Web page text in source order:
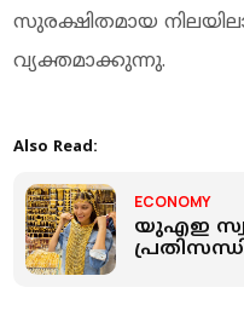
സുരക്ഷിതമായ
വ്യക്തമാക്കുന്നു.
Also Read:
ECONOMY
യുഎഇ